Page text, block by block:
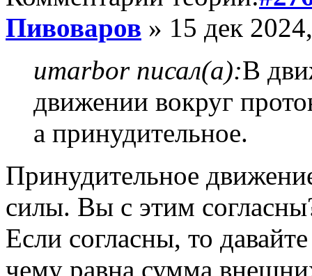
Пивоваров » 15 дек
umarbor писал(а):В
движении вокруг
а принудительное.
Принудительное
силы. Вы с этим
Если согласны, то
чему равна сумма